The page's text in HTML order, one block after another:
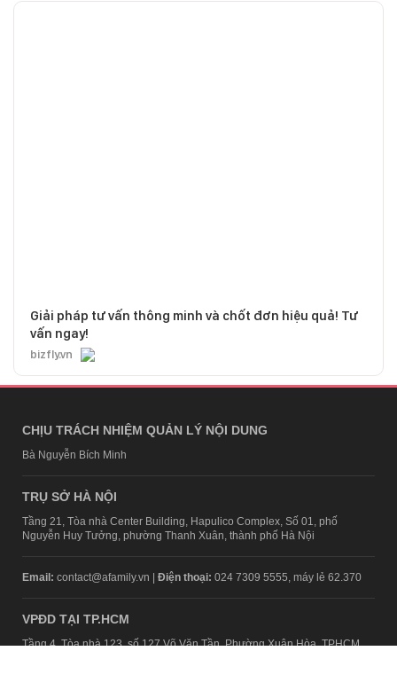
Giải pháp tư vấn thông minh và chốt đơn hiệu quả! Tư
vấn ngay!
bizfly.vn
CHỊU TRÁCH NHIỆM QUẢN LÝ NỘI DUNG
Bà Nguyễn Bích Minh
TRỤ SỞ HÀ NỘI
Tầng 21, Tòa nhà Center Building, Hapulico Complex, Số 01, phố
Nguyễn Huy Tưởng, phường Thanh Xuân, thành phố Hà Nội
Email: contact@afamily.vn | Điện thoại: 024 7309 5555, máy lẻ 62.370
VPĐD TẠI TP.HCM
Tầng 4, Tòa nhà 123, số 127 Võ Văn Tần, Phường Xuân Hòa, TPHCM